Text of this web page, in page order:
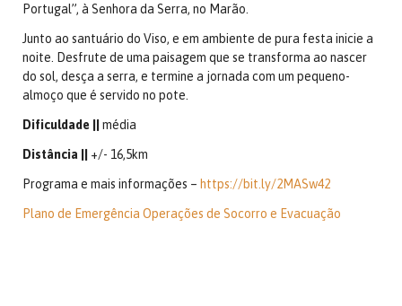
Portugal”, à Senhora da Serra, no Marão.
Junto ao santuário do Viso, e em ambiente de pura festa inicie a
noite. Desfrute de uma paisagem que se transforma ao nascer
do sol, desça a serra, e termine a jornada com um pequeno-
almoço que é servido no pote.
Dificuldade || média
Distância || +/- 16,5km
Programa e mais informações – https://bit.ly/2MASw42
Plano de Emergência Operações de Socorro e Evacuação